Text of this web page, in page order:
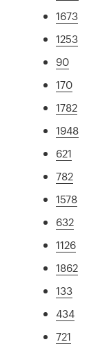
1673
1253
90
170
1782
1948
621
782
1578
632
1126
1862
133
434
721